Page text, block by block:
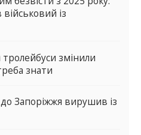
військовий із
змінили
знати
Запоріжжя вирушив із